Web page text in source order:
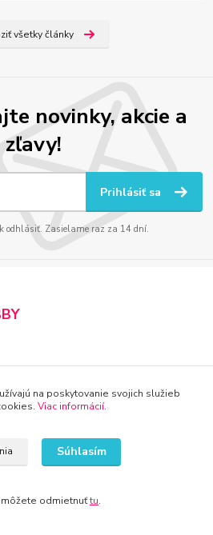
všetky články
novinky, akcie a
zľavy!
Prihlásiť sa
odhlásiť. Zasielame raz za 14 dní.
na poskytovanie svojich služieb
Viac informácií.
Súhlasím
môžete odmietnuťtu.